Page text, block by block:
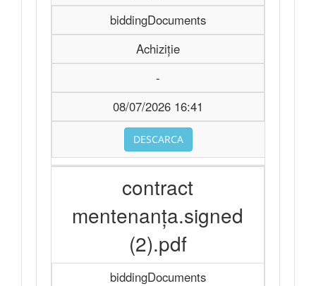
biddingDocuments
Achiziție
-
08/07/2026 16:41
DESCARCA
contract
mentenanța.signed
(2).pdf
biddingDocuments